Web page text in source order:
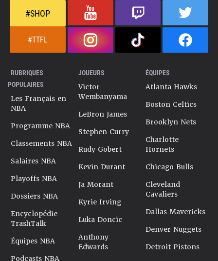
désormais de passer ce cap de la constance au plus haut
niveau, dans une jeune équipe aux dents longues.
Dernière mise à jour le 4 juin 2026
#SHOP
#TTFL
RUBRIQUES
POPULAIRES
Les Français en
NBA
Programme NBA
Classements NBA
Salaires NBA
Playoffs NBA
Dossiers NBA
Encyclopédie
TrashTalk
Équipes NBA
Podcasts NBA
JOUEURS
Victor
Wembanyama
LeBron James
Stephen Curry
Rudy Gobert
Kevin Durant
Ja Morant
Kyrie Irving
Luka Doncic
Anthony
Edwards
ÉQUIPES
Atlanta Hawks
Boston Celtics
Brooklyn Nets
Charlotte
Hornets
Chicago Bulls
Cleveland
Cavaliers
Dallas Mavericks
Denver Nuggets
Detroit Pistons